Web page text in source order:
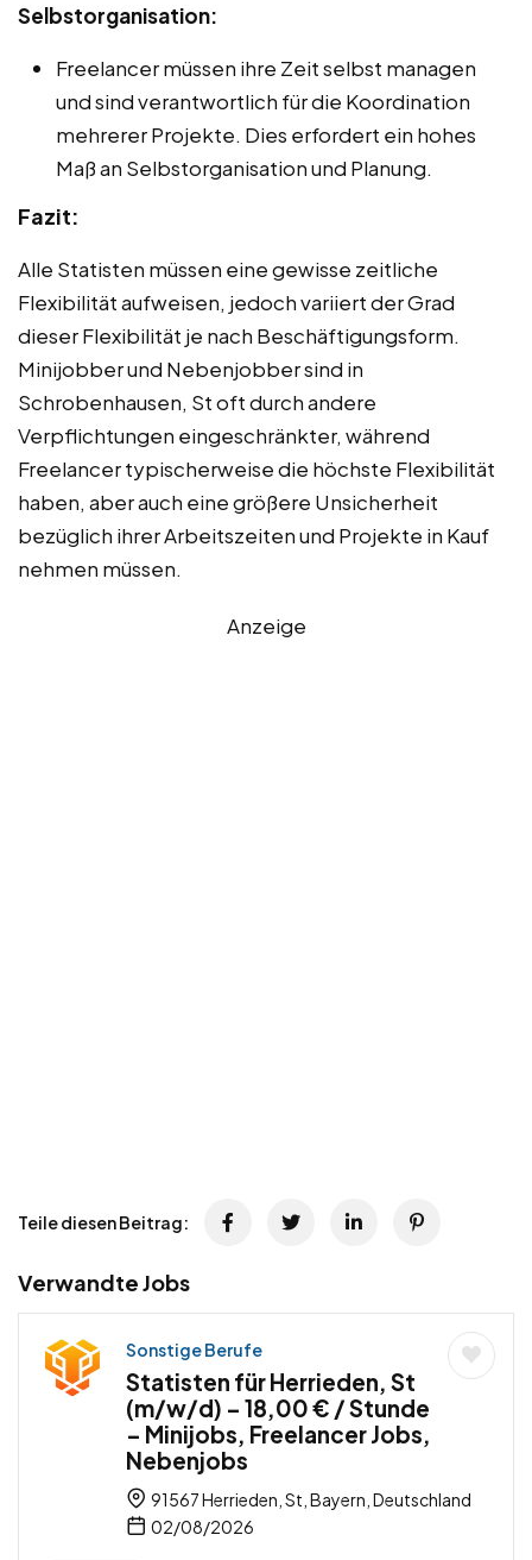
Selbstorganisation:
Freelancer müssen ihre Zeit selbst managen
und sind verantwortlich für die Koordination
mehrerer Projekte. Dies erfordert ein hohes
Maß an Selbstorganisation und Planung.
Fazit:
Alle Statisten müssen eine gewisse zeitliche
Flexibilität aufweisen, jedoch variiert der Grad
dieser Flexibilität je nach Beschäftigungsform.
Minijobber und Nebenjobber sind in
Schrobenhausen, St oft durch andere
Verpflichtungen eingeschränkter, während
Freelancer typischerweise die höchste Flexibilität
haben, aber auch eine größere Unsicherheit
bezüglich ihrer Arbeitszeiten und Projekte in Kauf
nehmen müssen.
Anzeige
Teile diesen Beitrag:
Verwandte Jobs
Sonstige Berufe
Statisten für Herrieden, St
(m/w/d) – 18,00 € / Stunde
– Minijobs, Freelancer Jobs,
Nebenjobs
91567 Herrieden, St, Bayern, Deutschland
02/08/2026